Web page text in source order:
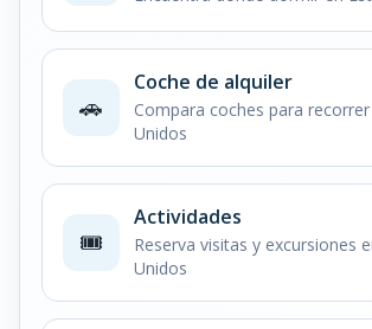
🚗
Coche de alquiler
Compara coches para
Unidos
🎟️
Actividades
Reserva visitas y excursiones
Unidos